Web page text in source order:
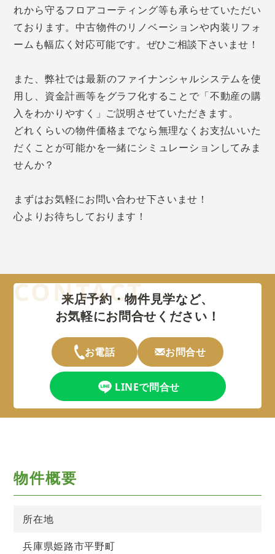
れから守るフロアコーティング等も承らせていただい
ております。中古物件のリノベーションや内装リフォ
ームも幅広く対応可能です。ぜひご相談下さいませ！
また、弊社では最新のファイナンシャルシステムを使
用し、資金計画等をグラフ化することで「不動産の購
入をわかりやすく」ご説明させていただきます。
どれくらいの物件価格までなら無理なくお支払いいた
だくことが可能かを一緒にシミュレーションしてみま
せんか？
まずはお気軽にお問い合わせ下さいませ！
心よりお待ちしております！
来店予約・物件見学など、
お気軽にお問合せください！
お電話 お問合せ
LINEで問合せ
物件概要
所在地
兵庫県姫路市平野町